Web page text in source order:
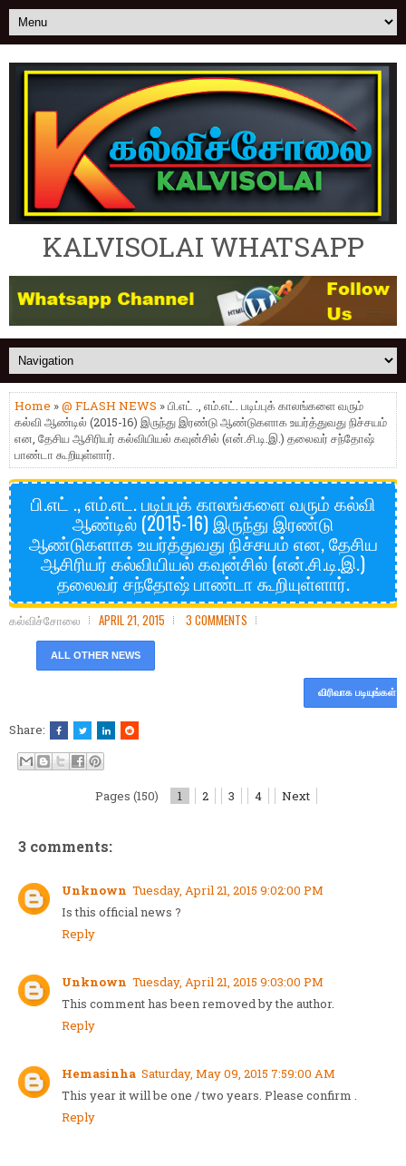
KALVISOLAI WHATSAPP
Home »@ FLASH NEWS » பி.எட் ., எம்.எட். படிப்புக் காலங்களை வரும்
கல்வி ஆண்டில் (2015-16) இருந்து இரண்டு ஆண்டுகளாக உயர்த்துவது நிச்சயம்
என, தேசிய ஆசிரியர் கல்வியியல் கவுன்சில் (என்.சி.டி.இ.) தலைவர் சந்தோஷ்
பாண்டா கூறியுள்ளார்.
பி.எட் ., எம்.எட். படிப்புக் காலங்களை வரும் கல்வி
ஆண்டில் (2015-16) இருந்து இரண்டு
ஆண்டுகளாக உயர்த்துவது நிச்சயம் என, தேசிய
ஆசிரியர் கல்வியியல் கவுன்சில் (என்.சி.டி.இ.)
தலைவர் சந்தோஷ் பாண்டா கூறியுள்ளார்.
கல்விச்சோலை APRIL 21, 2015 3 COMMENTS
ALL OTHER NEWS
விரிவாக படியுங்கள்
Share:
Pages (150) 1 2 3 4 Next
3 comments:
Unknown Tuesday, April 21, 2015 9:02:00 PM
Is this official news ?
Reply
Unknown Tuesday, April 21, 2015 9:03:00 PM
This comment has been removed by the author.
Reply
Hemasinha Saturday, May 09, 2015 7:59:00 AM
This year it will be one / two years. Please confirm .
Reply